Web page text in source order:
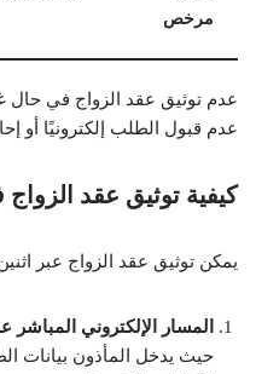
مرخص
عدم توثيق عقد الزواج في
عدم قبول الطلب إلكترونيًا أو
كيفية توثيق عقد
يمكن توثيق عقد الزواج عبر
المسار الإلكتروني المباشر
حيث يدخل المأذون بيانات